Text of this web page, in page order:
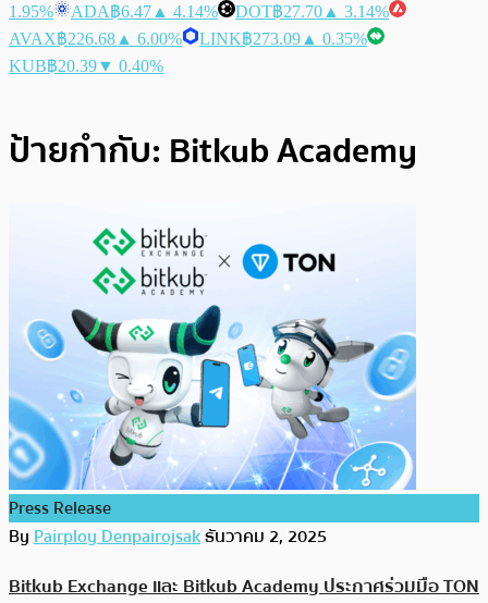
1.95%
ADA฿6.47 ▲ 4.14% DOT฿27.70 ▲ 3.14%
AVAX฿226.68 ▲ 6.00% LINK฿273.09 ▲ 0.35%
KUB฿20.39▼ 0.40%
ป้ายกำกับ: Bitkub Academy
Press Release
ByPairploy Denpairojsakธันวาคม 2, 2025
Bitkub Exchange และ Bitkub Academy ประกาศร่วมมือ TON